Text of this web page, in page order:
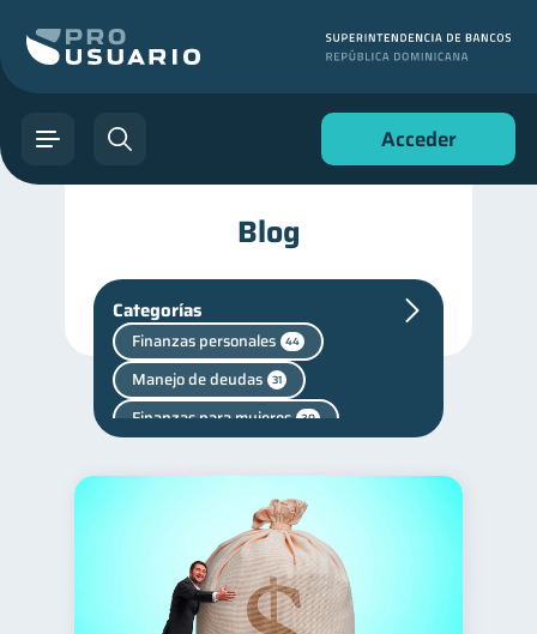
Acceder
Blog
Categorías
Finanzas personales 44
Manejo de deudas 31
Finanzas para mujeres 20
8
Finanzas en Pareja 1
Fraudes 1 Mipymes 1